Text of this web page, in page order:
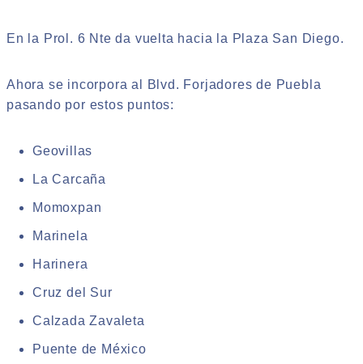
En la Prol. 6 Nte da vuelta hacia la Plaza San Diego.
Ahora se incorpora al Blvd. Forjadores de Puebla
pasando por estos puntos:
Geovillas
La Carcaña
Momoxpan
Marinela
Harinera
Cruz del Sur
Calzada Zavaleta
Puente de México